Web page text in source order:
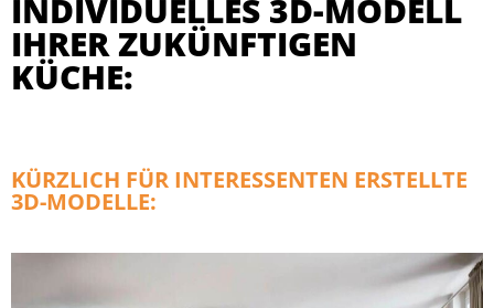
INDIVIDUELLES 3D-MODELL
IHRER ZUKÜNFTIGEN
KÜCHE:
KÜRZLICH FÜR INTERESSENTEN ERSTELLTE
3D-MODELLE: